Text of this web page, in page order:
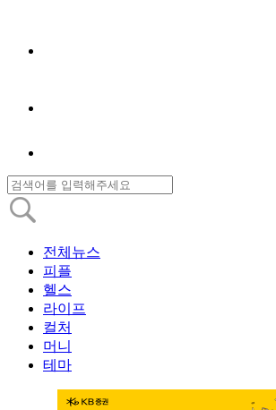
전체뉴스
피플
헬스
라이프
컬처
머니
테마